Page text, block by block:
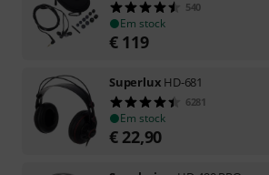
540
Em stock
€ 119
Superlux HD-681
6281
Em stock
€ 22,90